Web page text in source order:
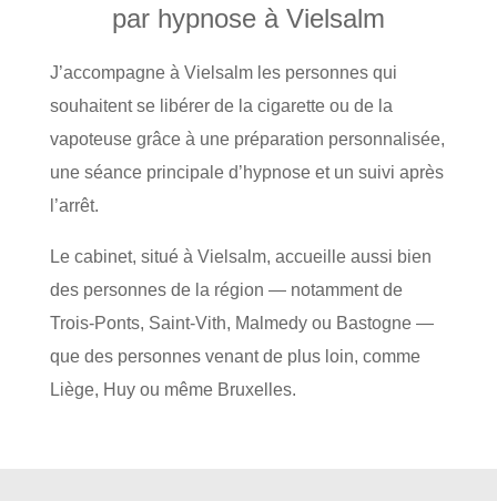
par hypnose à Vielsalm
J’accompagne à Vielsalm les personnes qui
souhaitent se libérer de la cigarette ou de la
vapoteuse grâce à une préparation personnalisée,
une séance principale d’hypnose et un suivi après
l’arrêt.
Le cabinet, situé à Vielsalm, accueille aussi bien
des personnes de la région — notamment de
Trois-Ponts, Saint-Vith, Malmedy ou Bastogne —
que des personnes venant de plus loin, comme
Liège, Huy ou même Bruxelles.